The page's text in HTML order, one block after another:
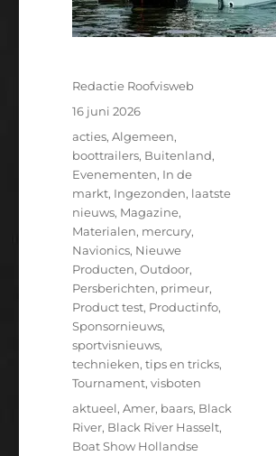
Auteur
Redactie Roofvisweb
Geplaatst
16 juni 2026
Categorieën
acties,Algemeen,
boottrailers, Buitenland,
Evenementen, In de
markt, Ingezonden, laatste
nieuws, Magazine,
Materialen, mercury,
Navionics, Nieuwe
Producten,Outdoor,
Persberichten, primeur,
Product test, Productinfo,
Sponsornieuws,
sportvisnieuws,
technieken,tips en tricks,
Tournament,visboten
Tags
aktueel,Amer, baars, Black
River, Black River Hasselt,
Boat Show Hollandse